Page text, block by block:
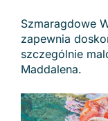
Szmaragdowe
zapewnia
szczególnie
Maddalena.